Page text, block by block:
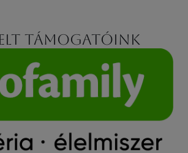
támogatóink